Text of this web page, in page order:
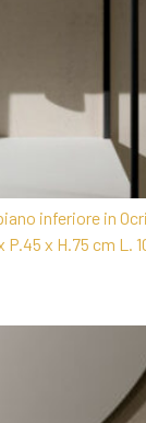
inferiore in
x H.75 cm L.